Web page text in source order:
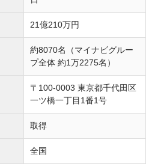
21億210万円
約8070名（マイナビグルー
プ全体 約1万2275名）
〒100-0003 東京都千代田区
一ツ橋一丁目1番1号
取得
全国